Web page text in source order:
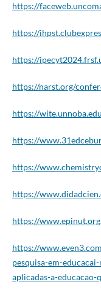
https://
https://
https://
https://narst.org/
https://
https://
https://
https://
https://
https://
pesquisa-em-
aplicadas-a-